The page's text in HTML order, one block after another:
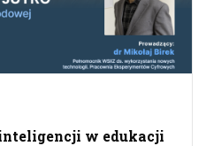
w edukacji